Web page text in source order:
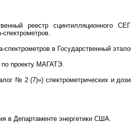
реестр сцинтилляционного
в Государственный
по проекту МАГАТЭ.
№ 2 (7)») спектрометрических и
в Департаменте энергетики США.